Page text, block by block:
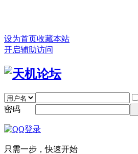
设为首页收藏本站
开启辅助访问
密码
只需一步，快速开始